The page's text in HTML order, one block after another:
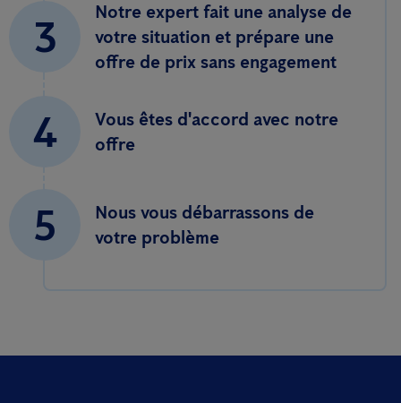
3
Notre expert fait une analyse de
votre situation et prépare une
offre de prix sans engagement
4
Vous êtes d'accord avec notre
offre
5
Nous vous débarrassons de
votre problème